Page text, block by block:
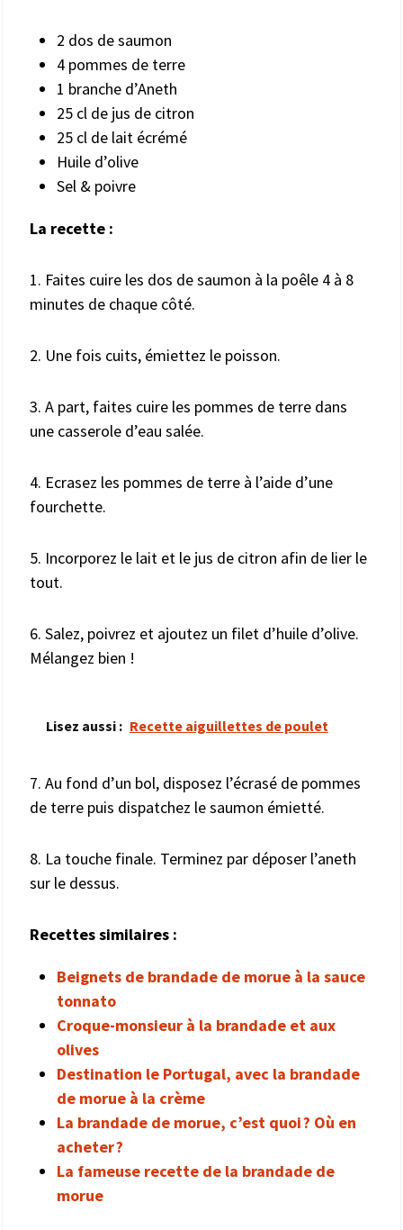
2 dos de saumon
4 pommes de terre
1 branche d’Aneth
25 cl de jus de citron
25 cl de lait écrémé
Huile d’olive
Sel & poivre
La recette :
1. Faites cuire les dos de saumon à la poêle 4 à 8
minutes de chaque côté.
2. Une fois cuits, émiettez le poisson.
3. A part, faites cuire les pommes de terre dans
une casserole d’eau salée.
4. Ecrasez les pommes de terre à l’aide d’une
fourchette.
5. Incorporez le lait et le jus de citron afin de lier le
tout.
6. Salez, poivrez et ajoutez un filet d’huile d’olive.
Mélangez bien !
Lisez aussi : Recette aiguillettes de poulet
7. Au fond d’un bol, disposez l’écrasé de pommes
de terre puis dispatchez le saumon émietté.
8. La touche finale. Terminez par déposer l’aneth
sur le dessus.
Recettes similaires :
Beignets de brandade de morue à la sauce
tonnato
Croque-monsieur à la brandade et aux
olives
Destination le Portugal, avec la brandade
de morue à la crème
La brandade de morue, c’est quoi ? Où en
acheter ?
La fameuse recette de la brandade de
morue